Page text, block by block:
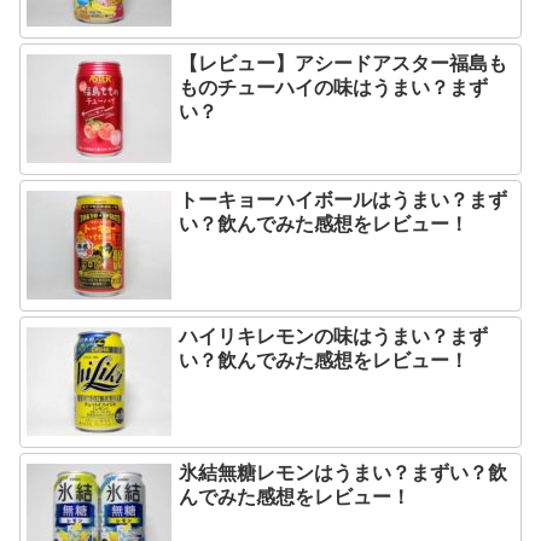
【レビュー】アシードアスター福島も
ものチューハイの味はうまい？まず
い？
トーキョーハイボールはうまい？まず
い？飲んでみた感想をレビュー！
ハイリキレモンの味はうまい？まず
い？飲んでみた感想をレビュー！
氷結無糖レモンはうまい？まずい？飲
んでみた感想をレビュー！